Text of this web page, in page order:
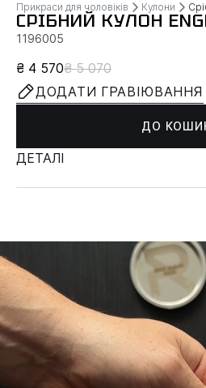
Прикраси для чоловіків Кулони
СРІБНИЙ КУЛОН
1196005
₴ 4 570₴ 5 070
ДОДАТИ ГРАВІЮВАННЯ
ДО
ДЕТАЛІ